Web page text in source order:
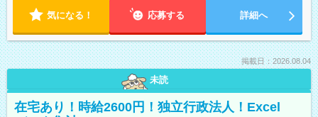
気になる！ 応募する 詳細へ
掲載日：2026.08.04
未読
在宅あり！時給2600円！独立行政法人！Excel